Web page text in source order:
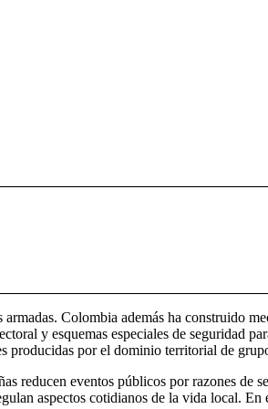
Colombia además ha construido
y esquemas especiales de seguridad
producidas por el dominio territorial de
reducen eventos públicos por razones de
aspectos cotidianos de la vida local. En